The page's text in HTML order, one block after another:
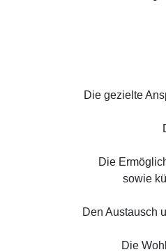
(a) Die gezielte
(c) Die
sowie
(d) Den
(e) Die